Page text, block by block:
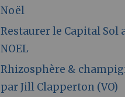
Noël
Restaurer le Capital Sol
NOEL
Rhizosphère &
par Jill Clapperton (VO)